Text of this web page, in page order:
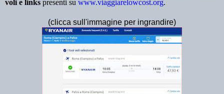
voli e links presenti su www.viaggiarelowcost.org.
(clicca sull'immagine per ingrandire)